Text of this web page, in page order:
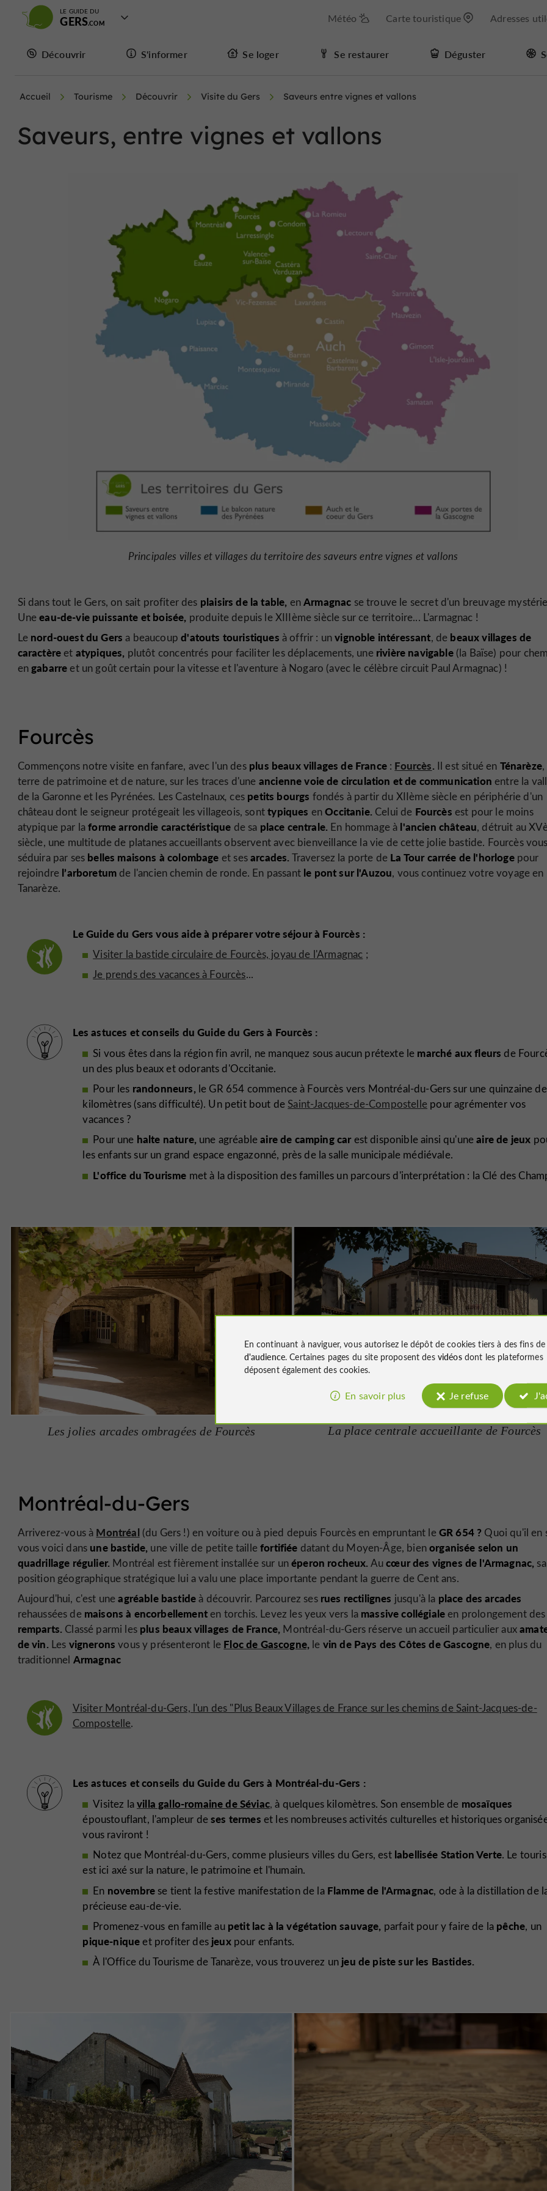
LE GUIDE DU
GERS Météo Carte touristique Adresses
Découvrir S'informer Se loger Se restaurer Déguster
Accueil Tourisme Découvrir Visite du Gers Saveurs entre vignes et vallons
Saveurs, entre vignes et vallons
Principales villes et villages du territoire des saveurs entre vignes et vallons
Si dans tout le Gers, on sait profiter des plaisirs de la table, enArmagnac se trouve le secret d'un breuvage
Uneeau-de-vie puissante et boisée, produite depuis le XIIIème siècle sur ce territoire... L'armagnac !
Le nord-ouest du Gers a beaucoupd'atouts touristiques à offrir : unvignoble intéressant, de beaux villages de
caractèreet atypiques, plutôt concentrés pour faciliter les déplacements, une rivière navigable(la Baïse) pour
engabarreet un goût certain pour la vitesse et l'aventure à Nogaro (avec le célèbre circuit Paul Armagnac) !
Fourcès
Commençons notre visite en fanfare, avec l'un des plus beaux villages de France: Fourcès. Il est situé en Ténarèze
terre de patrimoine et de nature, sur les traces d'une ancienne voie de circulation et de communication entre la
de la Garonne et les Pyrénées. Les Castelnaux, ces petits bourgs fondés à partir du XIIème siècle en périphérie d'un
château dont le seigneur protégeait les villageois, sonttypiques enOccitanie. Celui de Fourcès est pour le moins
atypique par laforme arrondie caractéristique de sa place centrale. En hommage à l'ancien château, détruit au
siècle, une multitude de platanes accueillants observent avec bienveillance la vie de cette jolie bastide. Fourcès vous
séduira par ses belles maisons à colombage et sesarcades. Traversez la porte de La Tour carrée de l'horlogepour
rejoindre l’arboretum de l'ancien chemin de ronde. En passant le pont sur l'Auzou, vous continuez votre voyage en
Tanarèze.
Le Guide du Gers vous aide à préparer votre séjour à Fourcès :
Visiter la bastide circulaire de Fourcès, joyau de l'Armagnac ;
Je prends des vacances à Fourcès...
Les astuces et conseils du Guide du Gers à Fourcès :
Si vous êtes dans la région fin avril, ne manquez sous aucun prétexte le marché aux fleurs de
un des plus beaux et odorants d'Occitanie.
Pour les randonneurs,le GR 654 commence à Fourcès vers Montréal-du-Gers sur une quinzaine de
kilomètres (sans difficulté). Un petit bout de Saint-Jacques-de-Compostelle pour agrémenter vos
vacances ?
Pour une halte nature,une agréableaire de camping carest disponible ainsi qu'uneaire de jeux
les enfants sur un grand espace engazonné, près de la salle municipale médiévale.
L'office du Tourisme met à la disposition des familles un parcours d'interprétation : la Clé des
Les jolies arcades ombragées de Fourcès La place centrale accueillante de Fourcès
Montréal-du-Gers
Arriverez-vous à Montréal(du Gers !) en voiture ou à pied depuis Fourcès en empruntant leGR 654 ? Quoi qu'il en
vous voici dans une bastide, une ville de petite taillefortifiée datant du Moyen-Âge, bienorganisée selon un
quadrillage régulier. Montréal est fièrement installée sur unéperon rocheux. Aucœur des vignes de l'Armagnac, sa
position géographique stratégique lui a valu une place importante pendant la guerre de Cent ans.
Aujourd'hui, c'est uneagréable bastideà découvrir. Parcourez ses rues rectilignes jusqu'à la place des arcades
rehaussées de maisons à encorbellementen torchis. Levez les yeux vers la massive collégialeen prolongement des
remparts. Classé parmi les plus beaux villages de France, Montréal-du-Gers réserve un accueil particulier aux
de vin. Les vignerons vous y présenteront le Floc de Gascogne, le vin de Pays des Côtes de Gascogne, en plus du
traditionnel Armagnac
Visiter Montréal-du-Gers, l'un des "Plus Beaux Villages de France sur les chemins de Saint-Jacques-de-
Compostelle.
Les astuces et conseils du Guide du Gers à Montréal-du-Gers :
Visitez lavilla gallo-romaine de Séviac, à quelques kilomètres. Son ensemble de mosaïques
époustouflant, l'ampleur deses termes et les nombreuses activités culturelles et historiques
vous raviront !
Notez que Montréal-du-Gers, comme plusieurs villes du Gers, est labellisée Station Verte. Le
est ici axé sur la nature, le patrimoine et l'humain.
En novembre se tient la festive manifestation de la Flamme de l'Armagnac, ode à la distillation de
précieuse eau-de-vie.
Promenez-vous en famille au petit lac à la végétation sauvage, parfait pour y faire de la pêche, un
pique-niqueet profiter des jeux pour enfants.
À l'Office du Tourisme de Tanarèze, vous trouverez un jeu de piste sur les Bastides.
En continuant à naviguer, vous autorisez le dépôt de cookies tiers à des fins de
d'audience. Certaines pages du site proposent des vidéosdont les plateformes
déposent également des cookies.
En savoir plus Je refuse